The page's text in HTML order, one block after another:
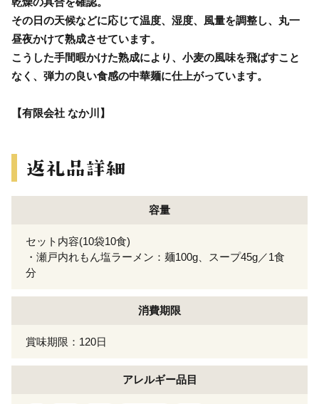
その日の天候などに応じて温度、湿度、風量を調整し、丸一
昼夜かけて熟成させています。
こうした手間暇かけた熟成により、小麦の風味を飛ばすこと
なく、弾力の良い食感の中華麺に仕上がっています。
【有限会社 なか川】
容量
セット内容(10袋10食)
・瀬戸内れもん塩ラーメン：麺100g、スープ45g／1食
分
消費期限
賞味期限：120日
アレルギー品目